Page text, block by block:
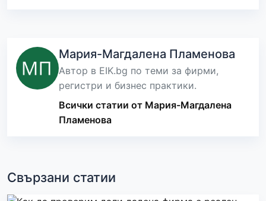
Мария-Магдалена Пламенова
Автор в EIK.bg по теми за фирми,
регистри и бизнес практики.
Всички статии от Мария-Магдалена
Пламенова
Свързани статии